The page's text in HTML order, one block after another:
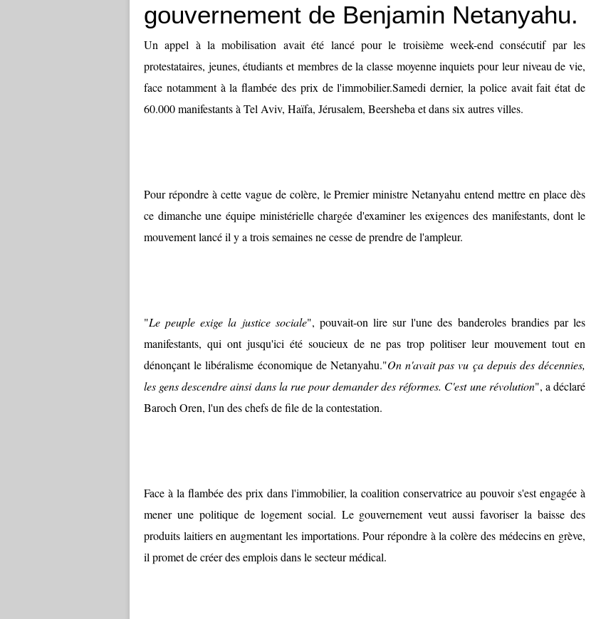
gouvernement de Benjamin Netanyahu.
Un appel à la mobilisation avait été lancé pour le troisième week-end consécutif par les
protestataires, jeunes, étudiants et membres de la classe moyenne inquiets pour leur niveau de vie,
face notamment à la flambée des prix de l'immobilier.Samedi dernier, la police avait fait état de
60.000 manifestants à Tel Aviv, Haïfa, Jérusalem, Beersheba et dans six autres villes.
Pour répondre à cette vague de colère, le Premier ministre Netanyahu entend mettre en place dès
ce dimanche une équipe ministérielle chargée d'examiner les exigences des manifestants, dont le
mouvement lancé il y a trois semaines ne cesse de prendre de l'ampleur.
"Le peuple exige la justice sociale", pouvait-on lire sur l'une des banderoles brandies par les
manifestants, qui ont jusqu'ici été soucieux de ne pas trop politiser leur mouvement tout en
dénonçant le libéralisme économique de Netanyahu."On n'avait pas vu ça depuis des décennies,
les gens descendre ainsi dans la rue pour demander des réformes. C'est une révolution", a déclaré
Baroch Oren, l'un des chefs de file de la contestation.
Face à la flambée des prix dans l'immobilier, la coalition conservatrice au pouvoir s'est engagée à
mener une politique de logement social. Le gouvernement veut aussi favoriser la baisse des
produits laitiers en augmentant les importations. Pour répondre à la colère des médecins en grève,
il promet de créer des emplois dans le secteur médical.